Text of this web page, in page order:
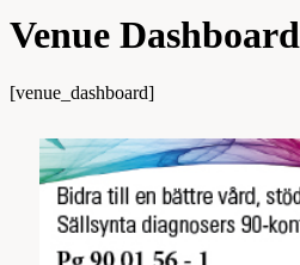
Venue Dashboard
[venue_dashboard]